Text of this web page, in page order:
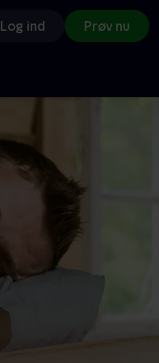
Log ind Prøv nu